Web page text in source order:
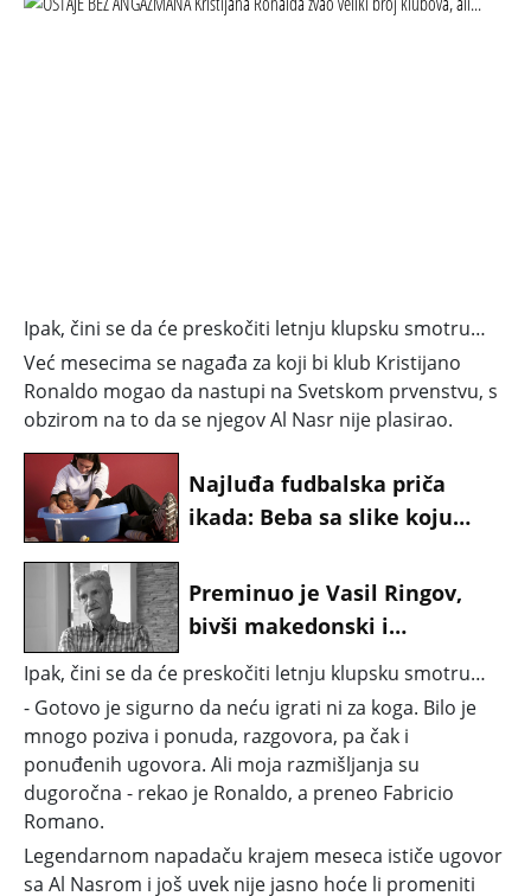
Ipak, čini se da će preskočiti letnju klupsku smotru…
Već mesecima se nagađa za koji bi klub Kristijano
Ronaldo mogao da nastupi na Svetskom prvenstvu, s
obzirom na to da se njegov Al Nasr nije plasirao.
Najluđa fudbalska priča
ikada: Beba sa slike koju
rival na svetu
Preminuo je Vasil Ringov,
bivši makedonski i
jugoslovenski fudbalski
reprezentativac
Ipak, čini se da će preskočiti letnju klupsku smotru…
- Gotovo je sigurno da neću igrati ni za koga. Bilo je
mnogo poziva i ponuda, razgovora, pa čak i
ponuđenih ugovora. Ali moja razmišljanja su
dugoročna - rekao je Ronaldo, a preneo Fabricio
Romano.
Legendarnom napadaču krajem meseca ističe ugovor
sa Al Nasrom i još uvek nije jasno hoće li promeniti